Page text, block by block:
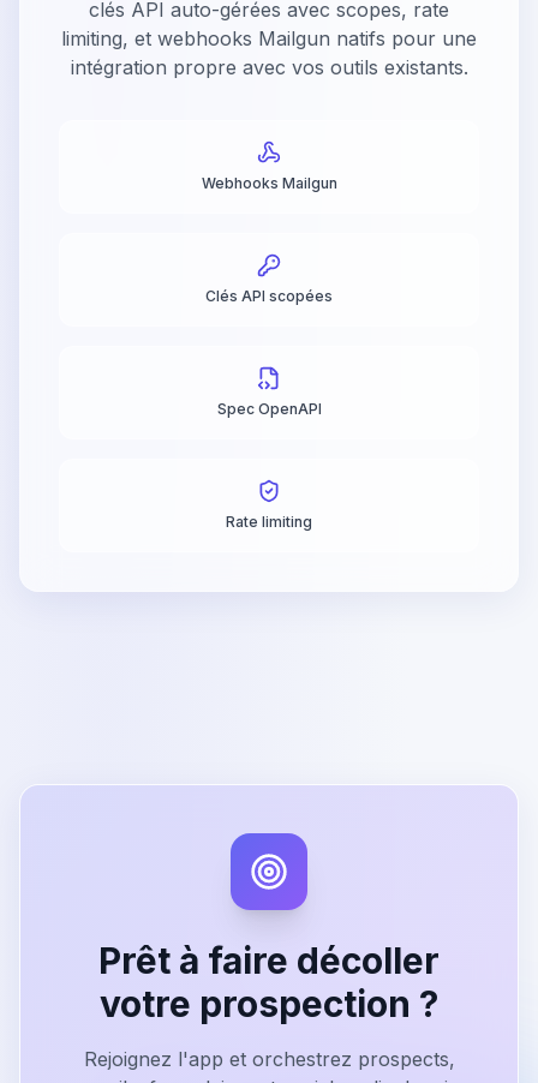
clés API auto-gérées avec scopes, rate
limiting, et webhooks Mailgun natifs pour une
intégration propre avec vos outils existants.
Webhooks Mailgun
Clés API scopées
Spec OpenAPI
Rate limiting
Prêt à faire décoller
votre prospection ?
Rejoignez l'app et orchestrez prospects,